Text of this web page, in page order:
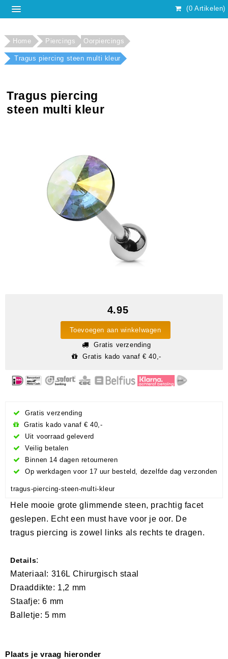
(0 Artikelen)
Home Piercings Oorpiercings
Tragus piercing steen multi kleur
Tragus piercing
steen multi kleur
4.95
Toevoegen aan winkelwagen
Gratis verzending
Gratis kado vanaf € 40,-
Gratis verzending
Gratis kado vanaf € 40,-
Uit voorraad geleverd
Veilig betalen
Binnen 14 dagen retourneren
Op werkdagen voor 17 uur besteld, dezelfde dag verzonden
tragus-piercing-steen-multi-kleur
Hele mooie grote glimmende steen, prachtig facet
geslepen. Echt een must have voor je oor. De
tragus piercing is zowel links als rechts te dragen.
Details:
Materiaal: 316L Chirurgisch staal
Draaddikte: 1,2 mm
Staafje: 6 mm
Balletje: 5 mm
Plaats je vraag hieronder